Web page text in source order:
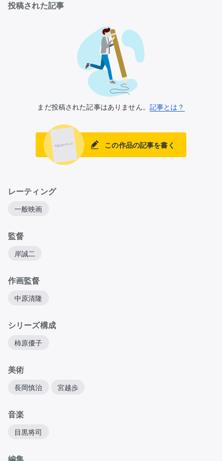
投稿された記事
まだ投稿された記事はありません。 記事とは？
この作品の記事を書く
レーティング
一般映画
監督
岸誠二
作画監督
中原清隆
シリーズ構成
柿原優子
美術
長岡慎治 宮越歩
音楽
目黒将司
編集